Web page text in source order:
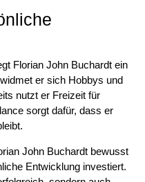
Florian John Buchardt ein
er sich Hobbys und
nutzt er Freizeit für
sorgt dafür, dass er
John Buchardt bewusst
Entwicklung investiert.